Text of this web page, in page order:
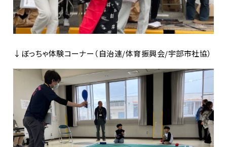
↓ぼっちゃ体験コーナー（自治連/体育振興会/宇部市社協）